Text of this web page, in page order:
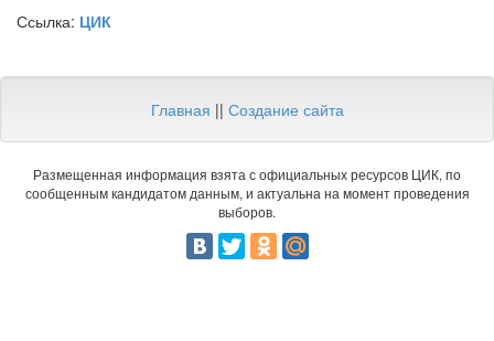
Ссылка: ЦИК
Главная || Создание сайта
Размещенная информация взята с официальных ресурсов ЦИК, по
сообщенным кандидатом данным, и актуальна на момент проведения
выборов.